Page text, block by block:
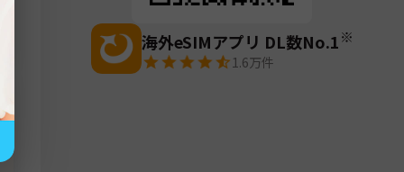
海外eSIMアプリ DL数No.1※
1.6万件